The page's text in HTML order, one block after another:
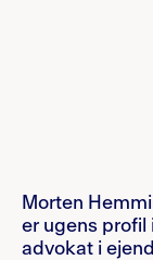
Morten
er ugens profil
advokat i